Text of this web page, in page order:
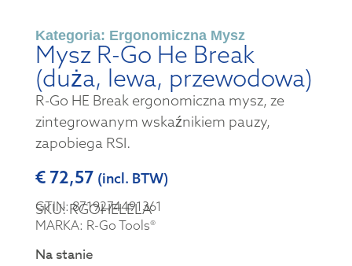
Kategoria: Ergonomiczna Mysz
Mysz R-Go He Break
(duża, lewa, przewodowa)
R-Go HE Break ergonomiczna mysz, ze
zintegrowanym wskaźnikiem pauzy,
zapobiega RSI.
€72,57 (incl. BTW)
SKU: RGOHELELA
GTIN: 8719274491361
MARKA: R-Go Tools®
Na stanie